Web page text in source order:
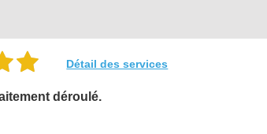
Détail des services
déroulé.